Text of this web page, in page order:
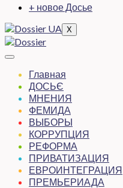
+ новое Досье
X
Главная
ДОСЬЄ
МНЕНИЯ
ФЕМИДА
ВЫБОРЫ
КОРРУПЦИЯ
РЕФОРМА
ПРИВАТИЗАЦИЯ
ЕВРОИНТЕГРАЦИЯ
ПРЕМЬЕРИАДА